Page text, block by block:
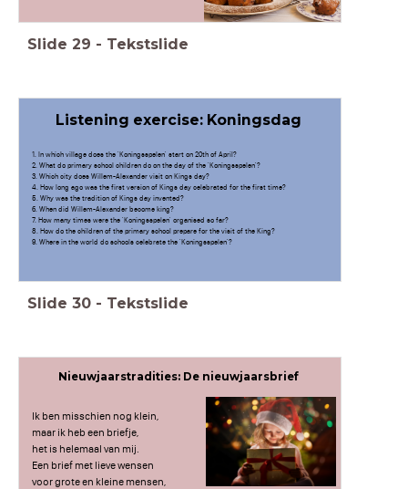
Slide 29 - Tekstslide
Listening exercise: Koningsdag
1. In which village does the 'Koningsspelen' start on 20th of April?
2. What do primary school children do on the day of the 'Koningsspelen'?
3. Which city does Willem-Alexander visit on Kings day?
4. How long ago was the first version of Kings day celebrated for the first time?
5. Why was the tradition of Kings day invented?
6. When did Willem-Alexander become king?
7. How many times were the 'Koningsspelen' organised so far?
8. How do the children of the primary school prepare for the visit of the King?
9. Where in the world do schools celebrate the 'Koningsspelen'?
Slide 30 - Tekstslide
Nieuwjaarstradities: De nieuwjaarsbrief
Ik ben misschien nog klein,
maar ik heb een briefje,
het is helemaal van mij.
Een brief met lieve wensen
voor grote en kleine mensen,